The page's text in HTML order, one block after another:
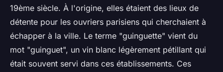
19ème siècle. À l'origine, elles étaient des lieux de
détente pour les ouvriers parisiens qui cherchaient à
échapper à la ville. Le terme "guinguette" vient du
mot "guinguet", un vin blanc légèrement pétillant qui
était souvent servi dans ces établissements. Ces